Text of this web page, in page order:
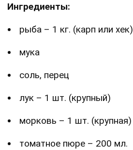
Ингредиенты:
рыба – 1 кг. (карп или хек)
мука
соль, перец
лук – 1 шт. (крупный)
морковь – 1 шт. (крупная)
томатное пюре – 200 мл.